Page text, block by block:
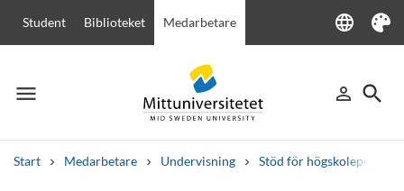
Student Biblioteket Medarbetare language
Language
Tema
menu
Meny person_outline
Logga in
search
Sök
Start Medarbetare Undervisning Stöd för